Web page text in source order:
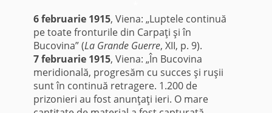
6 februarie 1915, Viena: „Luptele continuă
pe toate fronturile din Carpaţi şi în
Bucovina” (La Grande Guerre, XII, p. 9).
7 februarie 1915, Viena: „În Bucovina
meridională, progresăm cu succes şi ruşii
sunt în continuă retragere. 1.200 de
prizonieri au fost anunţaţi ieri. O mare